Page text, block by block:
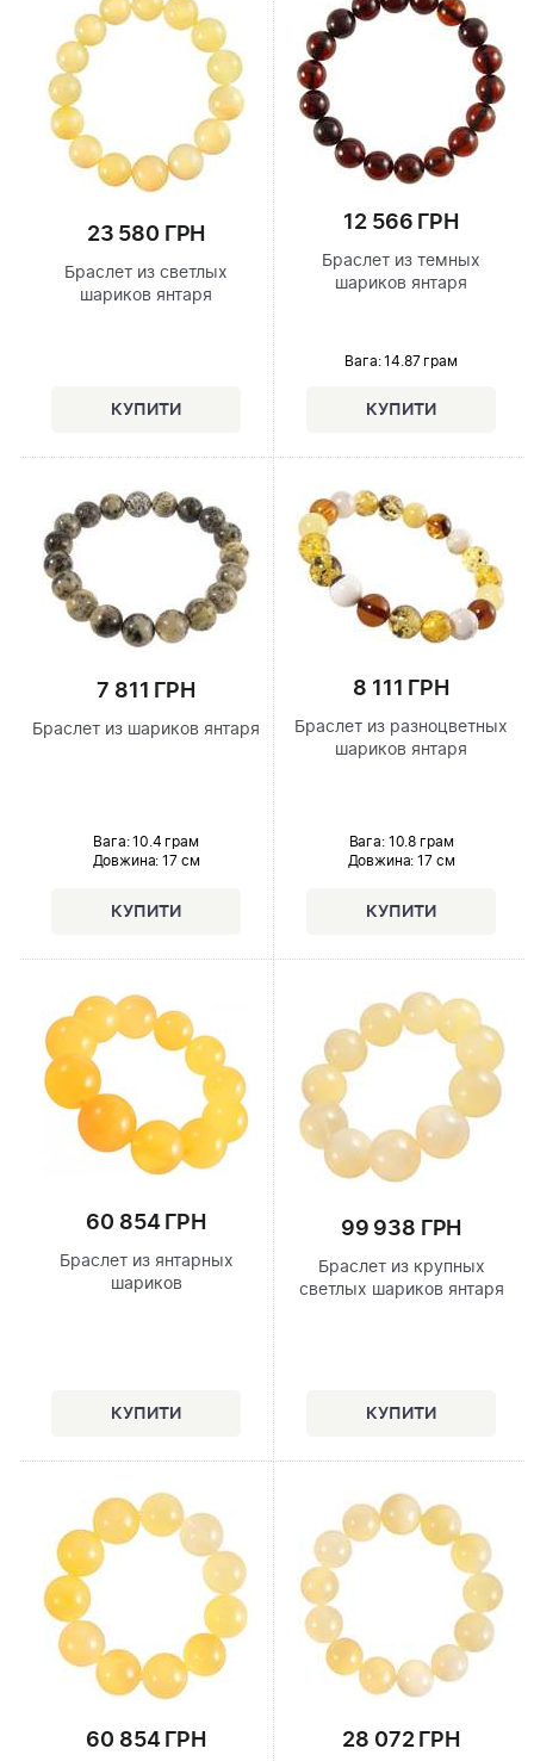
23 580 ГРН
Браслет из светлых
шариков янтаря
12 566 ГРН
Браслет из темных
шариков янтаря
Вага: 14.87 грам
7 811 ГРН
Браслет из шариков янтаря
Вага: 10.4 грам
Довжина: 17 см
8 111 ГРН
Браслет из разноцветных
шариков янтаря
Вага: 10.8 грам
Довжина: 17 см
60 854 ГРН
Браслет из янтарных
шариков
99 938 ГРН
Браслет из крупных
светлых шариков янтаря
60 854 ГРН 28 072 ГРН